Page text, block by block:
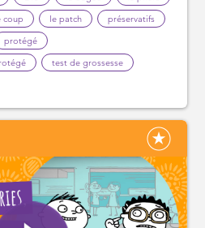
coup le patch
préservatifs
protégé
test de grossesse